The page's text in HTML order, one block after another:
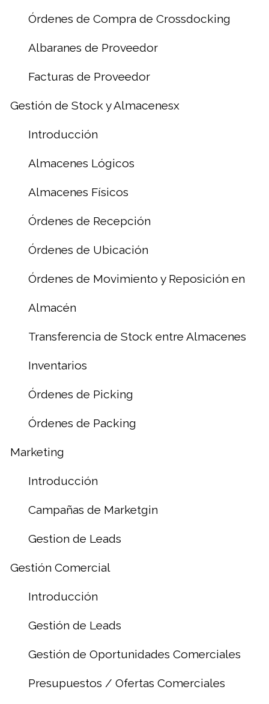
Órdenes de Compra de Crossdocking
Albaranes de Proveedor
Facturas de Proveedor
Gestión de Stock y Almacenesx
Introducción
Almacenes Lógicos
Almacenes Físicos
Órdenes de Recepción
Órdenes de Ubicación
Órdenes de Movimiento y Reposición en
Almacén
Transferencia de Stock entre Almacenes
Inventarios
Órdenes de Picking
Órdenes de Packing
Marketing
Introducción
Campañas de Marketgin
Gestion de Leads
Gestión Comercial
Introducción
Gestión de Leads
Gestión de Oportunidades Comerciales
Presupuestos / Ofertas Comerciales